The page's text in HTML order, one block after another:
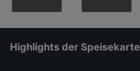
Highlights der Speisekarte